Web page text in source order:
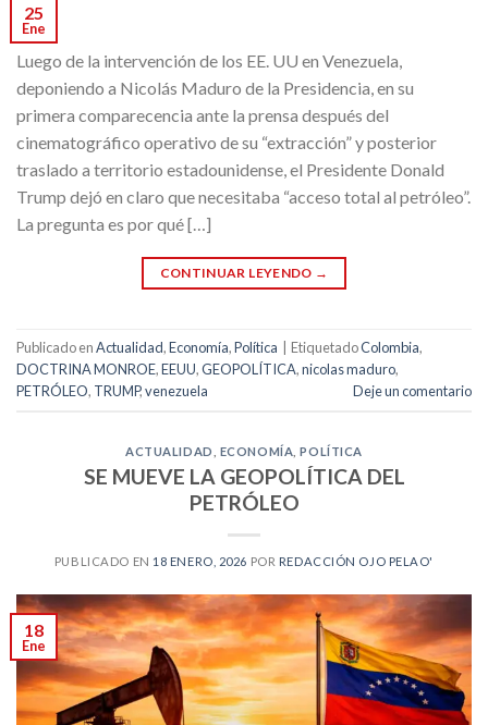
25
Ene
Luego de la intervención de los EE. UU en Venezuela,
deponiendo a Nicolás Maduro de la Presidencia, en su
primera comparecencia ante la prensa después del
cinematográfico operativo de su “extracción” y posterior
traslado a territorio estadounidense, el Presidente Donald
Trump dejó en claro que necesitaba “acceso total al petróleo”.
La pregunta es por qué […]
CONTINUAR LEYENDO →
Publicado enActualidad,Economía,Política EtiquetadoColombia,
DOCTRINA MONROE,EEUU,GEOPOLÍTICA,nicolas maduro,
PETRÓLEO, TRUMP,venezuela Deje un comentario
ACTUALIDAD ECONOMÍA ,POLÍTICA
SE MUEVE LA GEOPOLÍTICA DEL
PETRÓLEO
PUBLICADO EN 18 ENERO, 2026 POR REDACCIÓN OJO PELAO'
18
Ene